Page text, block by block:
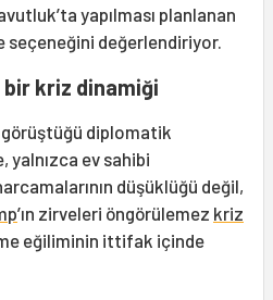
yapılması planlanan
değerlendiriyor.
kriz dinamiği
görüştüğü diplomatik
yalnızca ev sahibi
düşüklüğü değil,
’ın zirveleri öngörülemez kriz
eğiliminin ittifak içinde